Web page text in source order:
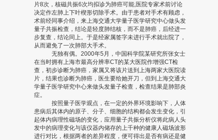
片8次，核磁共振6次均拟诊为肺癌可能,医院专家术前讨论
决定作左肺上下叶楔形切除手术。由于患者对手术有顾虑，
术前经同事介绍，来上海交通大学量子医学研究中心做头发
量子共振检查，结论是轻度肺结核，而不是肺癌，后经进一
步复查，结论同上。于是经家属签字未进行手术就出院了，
从而避免了一次肺部大手术。
无独有偶。2000年5月，中国科学院某研究所张女士
在当时拥有上海市最高分辨率CT的某大医院作增强CT检
查，初步诊断为肺癌，家属又将该片送到上海两家大医院读
片，结果也诊断为肺癌，医生要给她开刀，但到上海交通大
学量子医学研究中心来做头发量子检查，检查结果是肺部炎
症。
按照量子医学观点，在一定的外界环境影响下，人体
患病后其体内的原子、分子、细胞的结构都会发生变化，引
起体内病理性磁场的变化，应用量子共振分析仪将此病人头
发中的病理变化与该仪器内储存的上千种的健康人磁场波形
进行对比，根据两者的差异程度，便可得出是否有病还是健